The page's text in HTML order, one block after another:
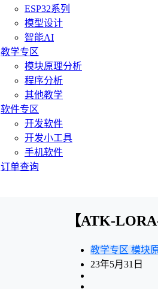
ESP32系列
模型设计
智能AI
教学专区
模块原理分析
程序分析
其他教学
软件专区
开发软件
开发小工具
手机软件
订单查询
【ATK-
教学专区 模块
23年5月31日